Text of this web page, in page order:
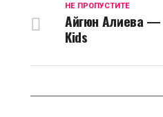
НЕ ПРОПУСТИТЕ
Айгюн Алиева
Kids